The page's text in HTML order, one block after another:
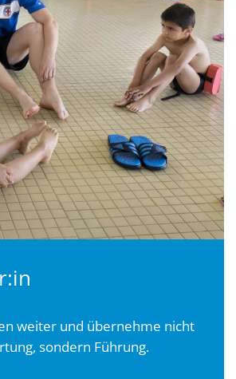
weiter und übernehme nicht
sondern Führung.